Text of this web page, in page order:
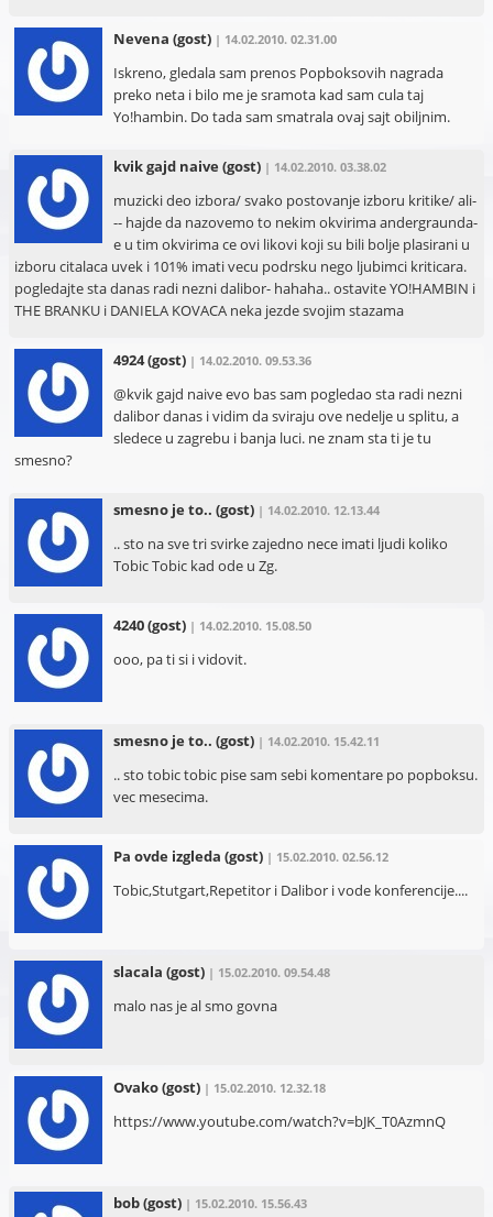
Nevena (gost) | 14.02.2010. 02.31.00
Iskreno, gledala sam prenos Popboksovih nagrada
preko neta i bilo me je sramota kad sam cula taj
Yo!hambin. Do tada sam smatrala ovaj sajt obiljnim.
kvik gajd naive (gost) | 14.02.2010. 03.38.02
muzicki deo izbora/ svako postovanje izboru kritike/ ali-
-- hajde da nazovemo to nekim okvirima andergraunda-
e u tim okvirima ce ovi likovi koji su bili bolje plasirani u
izboru citalaca uvek i 101% imati vecu podrsku nego ljubimci kriticara.
pogledajte sta danas radi nezni dalibor- hahaha.. ostavite YO!HAMBIN i
THE BRANKU i DANIELA KOVACA neka jezde svojim stazama
4924(gost) | 14.02.2010. 09.53.36
@kvik gajd naive evo bas sam pogledao sta radi nezni
dalibor danas i vidim da sviraju ove nedelje u splitu, a
sledece u zagrebu i banja luci. ne znam sta ti je tu
smesno?
smesno je to.. (gost) | 14.02.2010. 12.13.44
.. sto na sve tri svirke zajedno nece imati ljudi koliko
Tobic Tobic kad ode u Zg.
4240(gost) | 14.02.2010. 15.08.50
ooo, pa ti si i vidovit.
smesno je to.. (gost) | 14.02.2010. 15.42.11
.. sto tobic tobic pise sam sebi komentare po popboksu.
vec mesecima.
Pa ovde izgleda (gost) | 15.02.2010. 02.56.12
Tobic,Stutgart,Repetitor i Dalibor i vode konferencije....
slacala (gost) | 15.02.2010. 09.54.48
malo nas je al smo govna
Ovako(gost) | 15.02.2010. 12.32.18
https://www.youtube.com/watch?v=bJK_T0AzmnQ
bob(gost) | 15.02.2010. 15.56.43